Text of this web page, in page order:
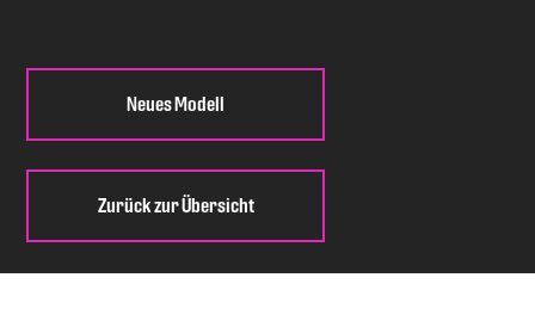
Neues Modell
Zurück zur Übersicht